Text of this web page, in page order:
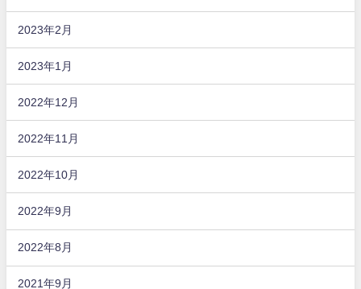
2023年2月
2023年1月
2022年12月
2022年11月
2022年10月
2022年9月
2022年8月
2021年9月